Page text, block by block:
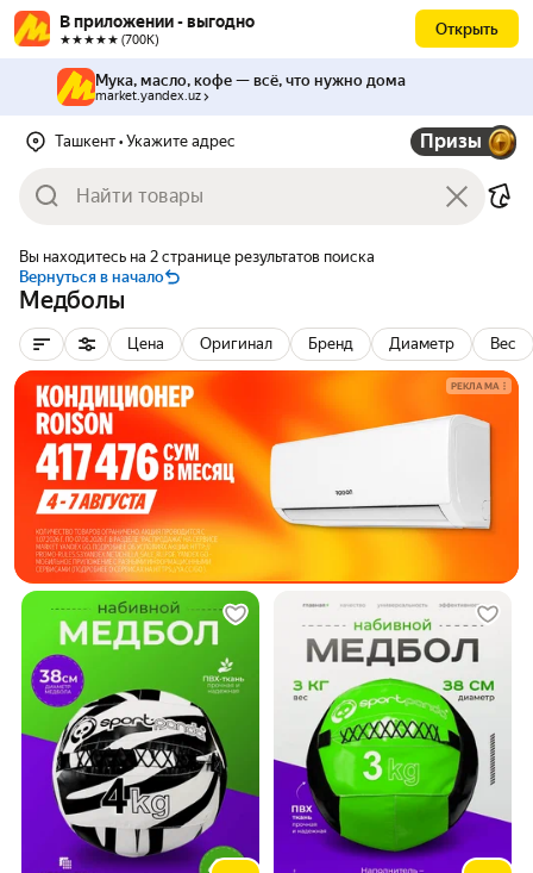
В приложении - выгодно
★★★★★ (700К)
Открыть
Мука, масло, кофе — всё, что нужно дома
market.yandex.uz
Ташкент • Укажите адрес Призы
Вы находитесь на 2 странице результатов поиска
Вернуться в начало
Медболы
Цена Оригинал Бренд Диаметр Вес
РЕКЛАМА